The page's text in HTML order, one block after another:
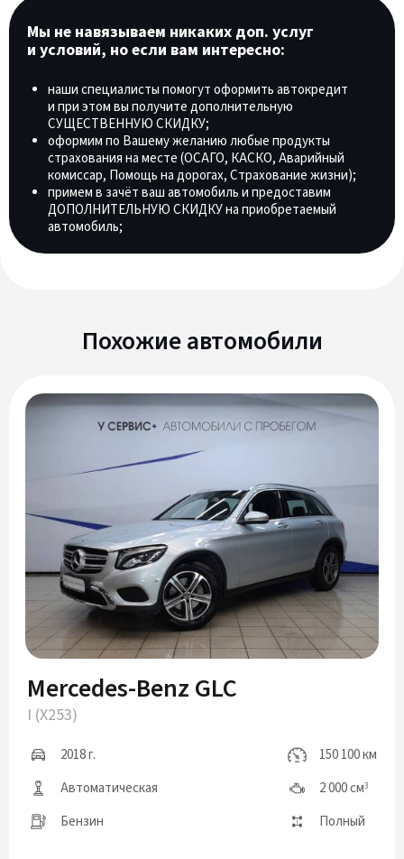
Мы не навязываем никаких доп. услуг
и условий, но если вам интересно:
наши специалисты помогут оформить автокредит
и при этом вы получите дополнительную
СУЩЕСТВЕННУЮ СКИДКУ;
оформим по Вашему желанию любые продукты
страхования на месте (ОСАГО, КАСКО, Аварийный
комиссар, Помощь на дорогах, Страхование жизни);
примем в зачёт ваш автомобиль и предоставим
ДОПОЛНИТЕЛЬНУЮ СКИДКУ на приобретаемый
автомобиль;
Похожие автомобили
Mercedes-Benz GLC
I (X253)
2018 г.
150 100 км
Автоматическая
2 000 см3
Бензин Полный